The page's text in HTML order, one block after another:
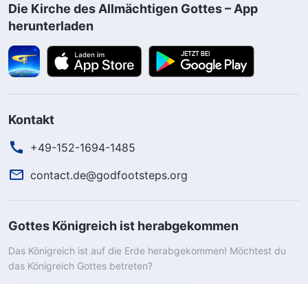
Die Kirche des Allmächtigen Gottes – App
herunterladen
Kontakt
+49-152-1694-1485
contact.de@godfootsteps.org
Gottes Königreich ist herabgekommen
Das Königreich ist auf die Erde herabgekommen! Möchtest du
das Königreich Gottes betreten?